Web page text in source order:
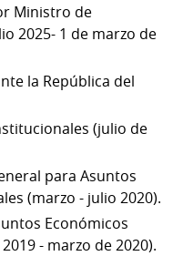
Ministro de
2025- 1 de marzo de
la República del
(julio de
para Asuntos
(marzo - julio 2020).
Económicos
- marzo de 2020).